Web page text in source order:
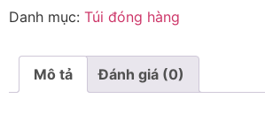
Danh mục: Túi đóng hàng
Mô tả Đánh giá (0)